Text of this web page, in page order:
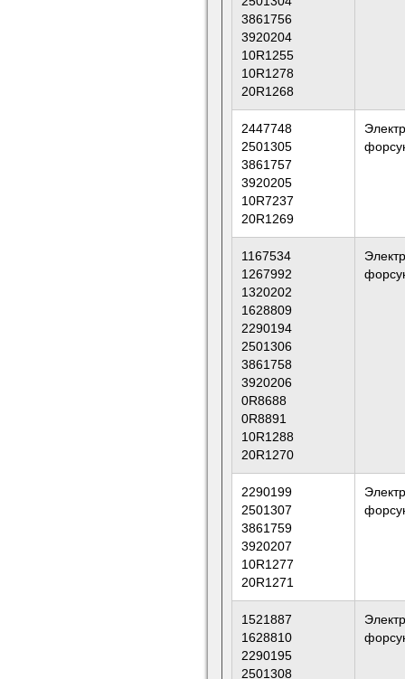
3861756
3920204
10R1255
10R1278
20R1268
2447748
2501305
3861757
3920205
10R7237
20R1269
1167534
1267992
1320202
1628809
2290194
2501306
3861758
3920206
0R8688
0R8891
10R1288
20R1270
2290199
2501307
3861759
3920207
10R1277
20R1271
1521887
1628810
2290195
2501308